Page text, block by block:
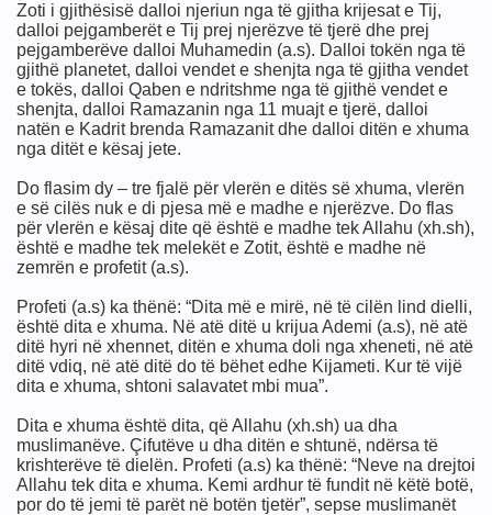
Zoti i gjithësisë dalloi njeriun nga të gjitha krijesat e Tij,
dalloi pejgamberët e Tij prej njerëzve të tjerë dhe prej
pejgamberëve dalloi Muhamedin (a.s). Dalloi tokën nga të
gjithë planetet, dalloi vendet e shenjta nga të gjitha vendet
e tokës, dalloi Qaben e ndritshme nga të gjithë vendet e
shenjta, dalloi Ramazanin nga 11 muajt e tjerë, dalloi
natën e Kadrit brenda Ramazanit dhe dalloi ditën e xhuma
nga ditët e kësaj jete.
Do flasim dy – tre fjalë për vlerën e ditës së xhuma, vlerën
e së cilës nuk e di pjesa më e madhe e njerëzve. Do flas
për vlerën e kësaj dite që është e madhe tek Allahu (xh.sh),
është e madhe tek melekët e Zotit, është e madhe në
zemrën e profetit (a.s).
Profeti (a.s) ka thënë: “Dita më e mirë, në të cilën lind dielli,
është dita e xhuma. Në atë ditë u krijua Ademi (a.s), në atë
ditë hyri në xhennet, ditën e xhuma doli nga xheneti, në atë
ditë vdiq, në atë ditë do të bëhet edhe Kijameti. Kur të vijë
dita e xhuma, shtoni salavatet mbi mua”.
Dita e xhuma është dita, që Allahu (xh.sh) ua dha
muslimanëve. Çifutëve u dha ditën e shtunë, ndërsa të
krishterëve të dielën. Profeti (a.s) ka thënë: “Neve na drejtoi
Allahu tek dita e xhuma. Kemi ardhur të fundit në këtë botë,
por do të jemi të parët në botën tjetër”, sepse muslimanët